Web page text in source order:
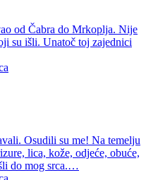
od Čabra do Mrkoplja. Nije
su išli. Unatoč toj zajednici
Osudili su me! Na temelju
lica, kože, odjeće, obuće,
do mog srca.…